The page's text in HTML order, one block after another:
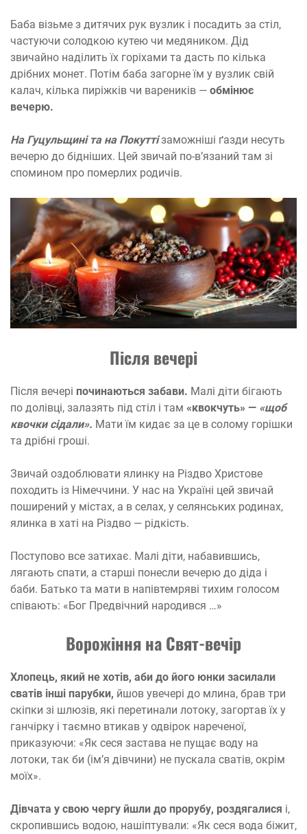
Баба візьме з дитячих рук вузлик і посадить за стіл,
частуючи солодкою кутею чи медяником. Дід
звичайно наділить їх горіхами та дасть по кілька
дрібних монет. Потім баба загорне їм у вузлик свій
калач, кілька пиріжків чи вареників — обмінює
вечерю.
На Гуцульщині та на Покуттізаможніші ґазди несуть
вечерю до бідніших. Цей звичай по-в’язаний там зі
спомином про померлих родичів.
Після вечері
Після вечері починаються забави. Малі діти бігають
по долівці, залазять під стіл і там «квокчуть» — «щоб
квочки сідали». Мати їм кидає за це в солому горішки
та дрібні гроші.
Звичай оздоблювати ялинку на Різдво Христове
походить із Німеччини. У нас на Україні цей звичай
поширений у містах, а в селах, у селянських родинах,
ялинка в хаті на Різдво — рідкість.
Поступово все затихає. Малі діти, набавившись,
лягають спати, а старші понесли вечерю до діда і
баби. Батько та мати в напівтемряві тихим голосом
співають: «Бог Предвічний народився …»
Ворожіння на Свят-вечір
Хлопець, який не хотів, аби до його юнки засилали
сватів інші парубки, йшов увечері до млина, брав три
скіпки зі шлюзів, які перетинали лотоку, загортав їх у
ганчірку і таємно втикав у одвірок нареченої,
приказуючи: «Як сеся застава не пущає воду на
лотоки, так би (ім’я дівчини) не пускала сватів, окрім
моїх».
Дівчата у свою чергу йшли до прорубу, роздягалися і,
скропившись водою, нашіптували: «Як сеся вода біжит,